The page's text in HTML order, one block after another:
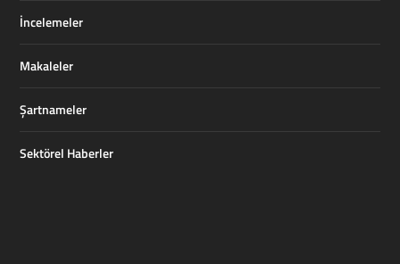
İncelemeler
Makaleler
Şartnameler
Sektörel Haberler